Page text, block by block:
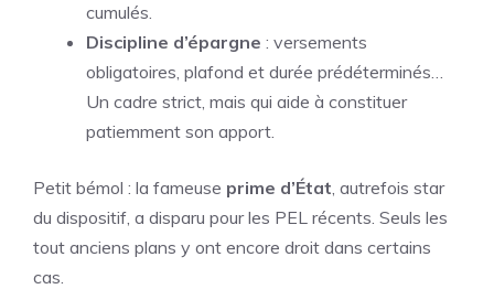
cumulés.
Discipline d’épargne : versements
obligatoires, plafond et durée prédéterminés…
Un cadre strict, mais qui aide à constituer
patiemment son apport.
Petit bémol : la fameuse prime d’État, autrefois star
du dispositif, a disparu pour les PEL récents. Seuls les
tout anciens plans y ont encore droit dans certains
cas.